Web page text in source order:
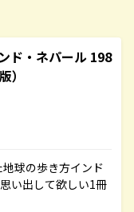
ド・ネパール 198
）
球の歩き方インド
い出して欲しい1冊